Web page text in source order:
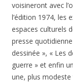
voisineront avec
l’édition 1974, les
espaces culturels
presse
dessinée », « Les
guerre » et enfin
une, plus modeste